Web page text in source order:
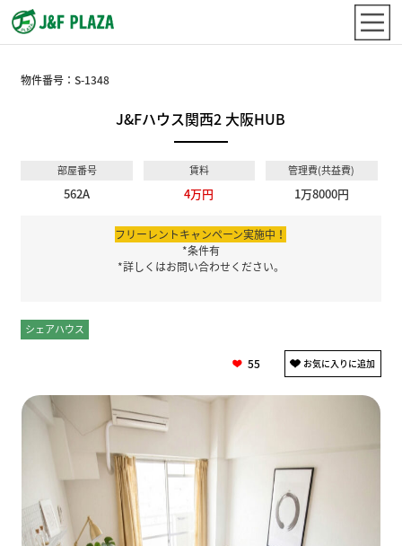
物件番号：S-1348
J&Fハウス関西2 大阪HUB
部屋番号
562A
賃料
4万円
管理費(共益費)
1万8000円
フリーレントキャンペーン実施中！
*条件有
*詳しくはお問い合わせください。
シェアハウス
55